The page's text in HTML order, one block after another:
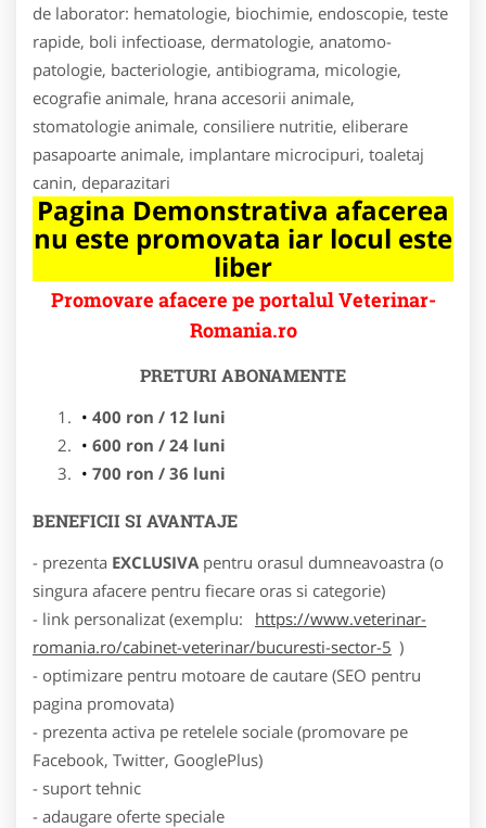
de laborator: hematologie, biochimie, endoscopie, teste
rapide, boli infectioase, dermatologie, anatomo-
patologie, bacteriologie, antibiograma, micologie,
ecografie animale, hrana accesorii animale,
stomatologie animale, consiliere nutritie, eliberare
pasapoarte animale, implantare microcipuri, toaletaj
canin, deparazitari
Pagina Demonstrativa afacerea
nu este promovata iar locul este
liber
Promovare afacere pe portalul Veterinar-
Romania.ro
PRETURI ABONAMENTE
400 ron / 12 luni
600 ron / 24 luni
700 ron / 36 luni
BENEFICII SI AVANTAJE
- prezenta EXCLUSIVA pentru orasul dumneavoastra (o
singura afacere pentru fiecare oras si categorie)
- link personalizat (exemplu:
https://www.veterinar-
romania.ro/cabinet-veterinar/bucuresti-sector-5 )
- optimizare pentru motoare de cautare (SEO pentru
pagina promovata)
- prezenta activa pe retelele sociale (promovare pe
Facebook, Twitter, GooglePlus)
- suport tehnic
- adaugare oferte speciale